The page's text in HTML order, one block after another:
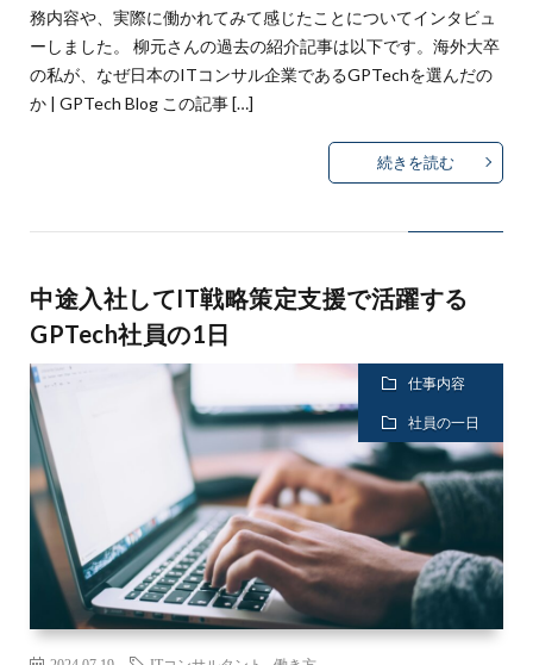
務内容や、実際に働かれてみて感じたことについてインタビュ
ーしました。 柳元さんの過去の紹介記事は以下です。海外大卒
の私が、なぜ日本のITコンサル企業であるGPTechを選んだの
か | GPTech Blog この記事 […]
続きを読む
中途入社してIT戦略策定支援で活躍する
GPTech社員の1日
仕事内容
社員の一日